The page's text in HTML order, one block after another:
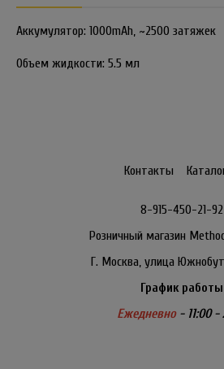
Аккумулятор: 1000mAh, ~2500 затяжек
Объем жидкости: 5.5 мл
Контакты
8-915-450-21-92
Розничный магазин
Г. Москва, улица
График работы
Ежедневно- 11:00 -